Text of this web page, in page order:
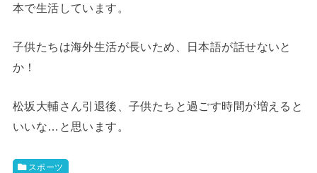
本で生活しています。
子供たちは海外生活が長いため、日本語が話せないと
か！
松坂大輔さん引退後、子供たちと過ごす時間が増えると
いいな…と思います。
スポーツ